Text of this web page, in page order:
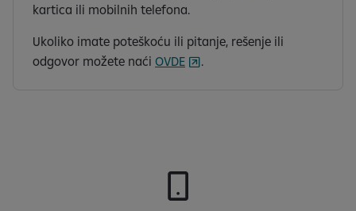
kartica ili mobilnih telefona.
Ukoliko imate poteškoću ili pitanje, rešenje ili
odgovor možete naći OVDE .